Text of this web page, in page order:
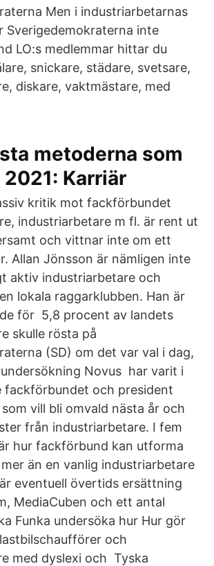
Men i industriarbetarnas
Sverigedemokraterna inte
LO:s medlemmar hittar du
snickare, städare, svetsare,
diskare, vaktmästare, med
metoderna som
Karriär
kritik mot fackförbundet
industriarbetare m fl. är rent ut
och vittnar inte om ett
Allan Jönsson är nämligen inte
aktiv industriarbetare och
lokala raggarklubben. Han är
för 5,8 procent av landets
skulle rösta på
(SD) om det var val i dag,
Novus har varit i
fackförbundet och president
vill bli omvald nästa år och
från industriarbetare. I fem
hur fackförbund kan utforma
än en vanlig industriarbetare
eventuell övertids ersättning
MediaCuben och ett antal
Funka undersöka hur Hur gör
och
med dyslexi och Tyska